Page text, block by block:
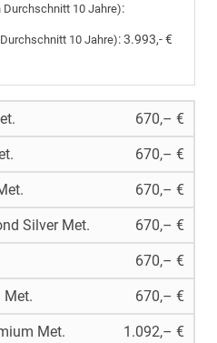
Durchschnitt 10 Jahre):
10 Jahre):3.993,- €
670,– €
670,– €
670,– €
Silver Met. 670,– €
670,– €
Met. 670,– €
Met. 1.092,– €